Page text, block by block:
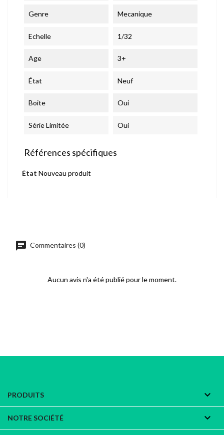
Genre Mecanique
Echelle 1/32
Age 3+
État Neuf
Boite Oui
Série Limitée Oui
Références spécifiques
État Nouveau produit
chat Commentaires (0)
Aucun avis n'a été publié pour le moment.
PRODUITS 
NOTRE SOCIÉTÉ
